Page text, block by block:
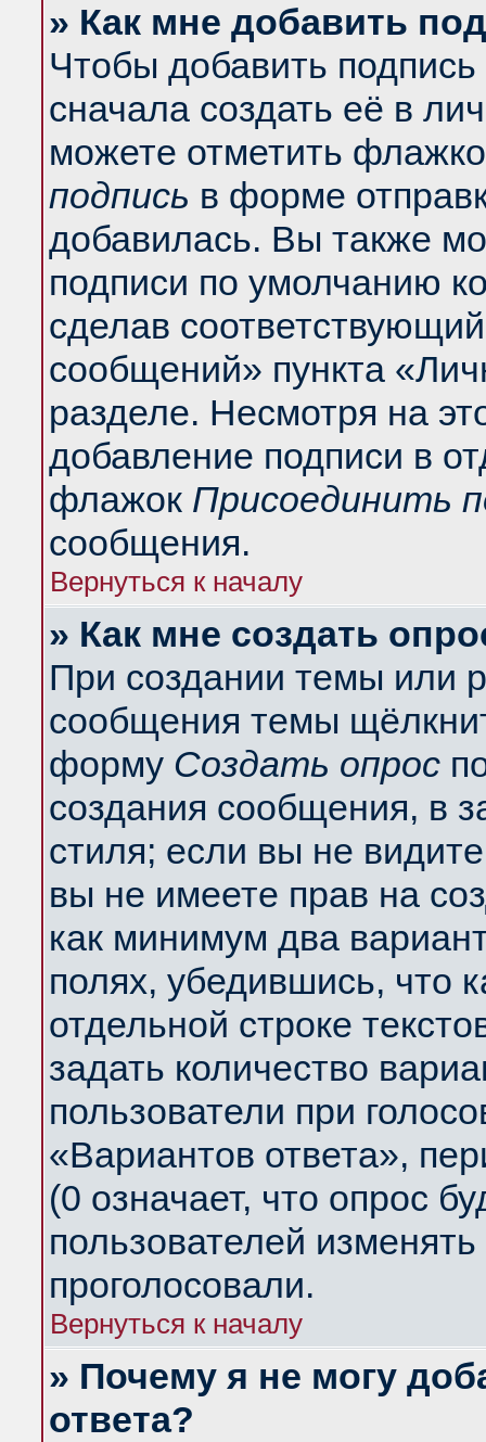
» Как мне добавить
Чтобы добавить
сначала создать её в
можете отметить
подпись в форме
добавилась. Вы также
подписи по умолчанию
сделав
сообщений» пункта
разделе. Несмотря на
добавление подписи в
флажок Присоединить
сообщения.
Вернуться к началу
» Как мне создать
При создании темы или
сообщения темы
форму Создать опрос
создания сообщения, в
стиля; если вы не
вы не имеете прав на
как минимум два
полях, убедившись, что
отдельной строке
задать количество
пользователи при
«Вариантов ответа»,
(0 означает, что опрос
пользователей
проголосовали.
Вернуться к началу
» Почему я не могу
ответа?